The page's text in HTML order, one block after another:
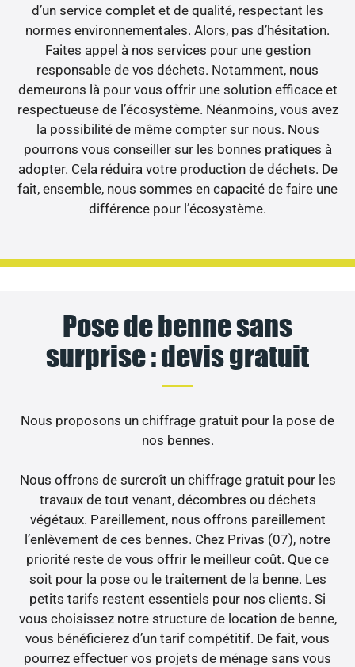
d’un service complet et de qualité, respectant les
normes environnementales. Alors, pas d’hésitation.
Faites appel à nos services pour une gestion
responsable de vos déchets. Notamment, nous
demeurons là pour vous offrir une solution efficace et
respectueuse de l’écosystème. Néanmoins, vous avez
la possibilité de même compter sur nous. Nous
pourrons vous conseiller sur les bonnes pratiques à
adopter. Cela réduira votre production de déchets. De
fait, ensemble, nous sommes en capacité de faire une
différence pour l’écosystème.
Pose de benne sans
surprise : devis gratuit
Nous proposons un chiffrage gratuit pour la pose de
nos bennes.
Nous offrons de surcroît un chiffrage gratuit pour les
travaux de tout venant, décombres ou déchets
végétaux. Pareillement, nous offrons pareillement
l’enlèvement de ces bennes. Chez Privas (07), notre
priorité reste de vous offrir le meilleur coût. Que ce
soit pour la pose ou le traitement de la benne. Les
petits tarifs restent essentiels pour nos clients. Si
vous choisissez notre structure de location de benne,
vous bénéficierez d’un tarif compétitif. De fait, vous
pourrez effectuer vos projets de ménage sans vous